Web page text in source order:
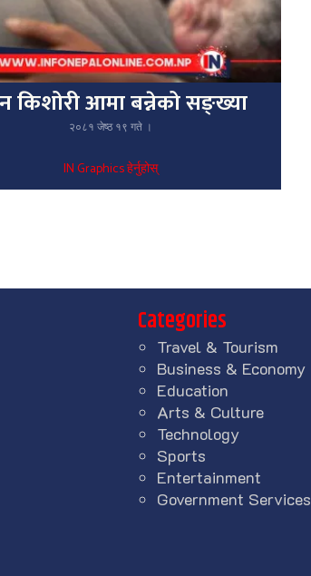
किशोरी आमा बन्नेको सङ्ख्या
२०८१ जेष्ठ १९ गते ।
IN Graphics हेर्नुहोस्
Categories
Travel & Tourism
Business & Economy
Education
Arts & Culture
Technology
Sports
Entertainment
Government Services